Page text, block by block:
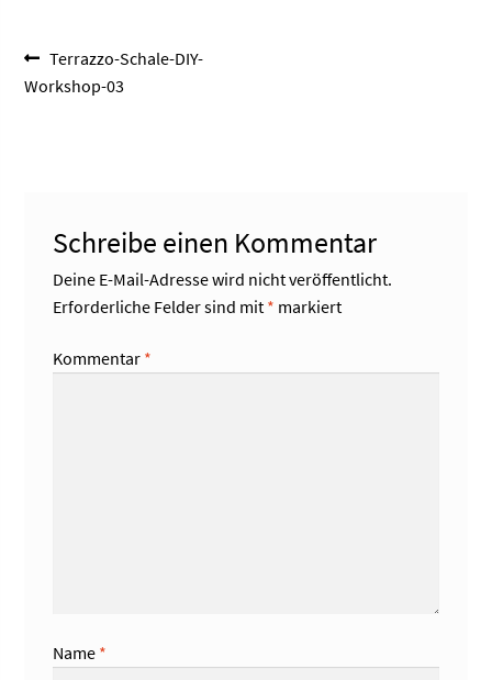
Beitragsnavigation
Vorheriger
Beitrag:
Terrazzo-Schale-DIY-
Workshop-03
Schreibe einen Kommentar
Deine E-Mail-Adresse wird nicht veröffentlicht.
Erforderliche Felder sind mit * markiert
Kommentar *
Name *